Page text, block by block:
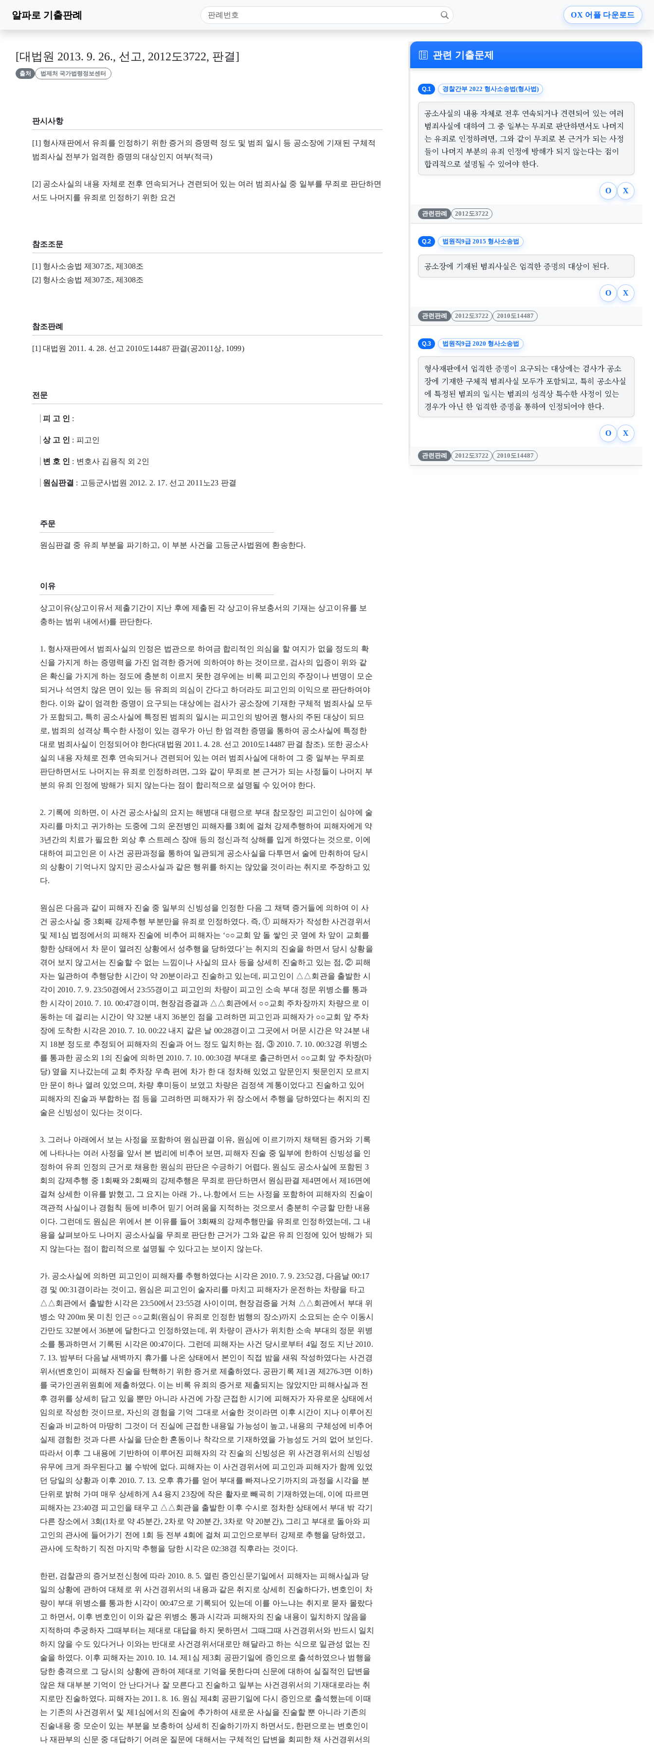
알파로 기출판례 OX 어플 다운로드
[대법원 2013. 9. 26., 선고, 2012도3722, 판결]
출처 법제처 국가법령정보센터
판시사항
[1] 형사재판에서 유죄를 인정하기 위한 증거의 증명력 정도 및 범죄 일시 등 공소장에 기재된 구체적
범죄사실 전부가 엄격한 증명의 대상인지 여부(적극)
[2] 공소사실의 내용 자체로 전후 연속되거나 견련되어 있는 여러 범죄사실 중 일부를 무죄로 판단하면
서도 나머지를 유죄로 인정하기 위한 요건
참조조문
[1] 형사소송법 제307조, 제308조
[2] 형사소송법 제307조, 제308조
참조판례
[1] 대법원 2011. 4. 28. 선고 2010도14487 판결(공2011상, 1099)
전문
피 고 인 :
상 고 인 : 피고인
변 호 인 : 변호사 김용직 외 2인
원심판결 : 고등군사법원 2012. 2. 17. 선고 2011노23 판결
주문
원심판결 중 유죄 부분을 파기하고, 이 부분 사건을 고등군사법원에 환송한다.
이유
상고이유(상고이유서 제출기간이 지난 후에 제출된 각 상고이유보충서의 기재는 상고이유를 보
충하는 범위 내에서)를 판단한다.
1. 형사재판에서 범죄사실의 인정은 법관으로 하여금 합리적인 의심을 할 여지가 없을 정도의 확
신을 가지게 하는 증명력을 가진 엄격한 증거에 의하여야 하는 것이므로, 검사의 입증이 위와 같
은 확신을 가지게 하는 정도에 충분히 이르지 못한 경우에는 비록 피고인의 주장이나 변명이 모순
되거나 석연치 않은 면이 있는 등 유죄의 의심이 간다고 하더라도 피고인의 이익으로 판단하여야
한다. 이와 같이 엄격한 증명이 요구되는 대상에는 검사가 공소장에 기재한 구체적 범죄사실 모두
가 포함되고, 특히 공소사실에 특정된 범죄의 일시는 피고인의 방어권 행사의 주된 대상이 되므
로, 범죄의 성격상 특수한 사정이 있는 경우가 아닌 한 엄격한 증명을 통하여 공소사실에 특정한
대로 범죄사실이 인정되어야 한다(대법원 2011. 4. 28. 선고 2010도14487 판결 참조). 또한 공소사
실의 내용 자체로 전후 연속되거나 견련되어 있는 여러 범죄사실에 대하여 그 중 일부는 무죄로
판단하면서도 나머지는 유죄로 인정하려면, 그와 같이 무죄로 본 근거가 되는 사정들이 나머지 부
분의 유죄 인정에 방해가 되지 않는다는 점이 합리적으로 설명될 수 있어야 한다.
2. 기록에 의하면, 이 사건 공소사실의 요지는 해병대 대령으로 부대 참모장인 피고인이 심야에 술
자리를 마치고 귀가하는 도중에 그의 운전병인 피해자를 3회에 걸쳐 강제추행하여 피해자에게 약
3년간의 치료가 필요한 외상 후 스트레스 장애 등의 정신과적 상해를 입게 하였다는 것으로, 이에
대하여 피고인은 이 사건 공판과정을 통하여 일관되게 공소사실을 다투면서 술에 만취하여 당시
의 상황이 기억나지 않지만 공소사실과 같은 행위를 하지는 않았을 것이라는 취지로 주장하고 있
다.
원심은 다음과 같이 피해자 진술 중 일부의 신빙성을 인정한 다음 그 채택 증거들에 의하여 이 사
건 공소사실 중 3회째 강제추행 부분만을 유죄로 인정하였다. 즉, ① 피해자가 작성한 사건경위서
및 제1심 법정에서의 피해자 진술에 비추어 피해자는 ‘○○교회 앞 돌 쌓인 곳 옆에 차 앞이 교회를
향한 상태에서 차 문이 열려진 상황에서 성추행을 당하였다’는 취지의 진술을 하면서 당시 상황을
겪어 보지 않고서는 진술할 수 없는 느낌이나 사실의 묘사 등을 상세히 진술하고 있는 점, ② 피해
자는 일관하여 추행당한 시간이 약 20분이라고 진술하고 있는데, 피고인이 △△회관을 출발한 시
각이 2010. 7. 9. 23:50경에서 23:55경이고 피고인의 차량이 피고인 소속 부대 정문 위병소를 통과
한 시각이 2010. 7. 10. 00:47경이며, 현장검증결과 △△회관에서 ○○교회 주차장까지 차량으로 이
동하는 데 걸리는 시간이 약 32분 내지 36분인 점을 고려하면 피고인과 피해자가 ○○교회 앞 주차
장에 도착한 시각은 2010. 7. 10. 00:22 내지 같은 날 00:28경이고 그곳에서 머문 시간은 약 24분 내
지 18분 정도로 추정되어 피해자의 진술과 어느 정도 일치하는 점, ③ 2010. 7. 10. 00:32경 위병소
를 통과한 공소외 1의 진술에 의하면 2010. 7. 10. 00:30경 부대로 출근하면서 ○○교회 앞 주차장(마
당) 옆을 지나갔는데 교회 주차장 우측 편에 차가 한 대 정차해 있었고 앞문인지 뒷문인지 모르지
만 문이 하나 열려 있었으며, 차량 후미등이 보였고 차량은 검정색 계통이었다고 진술하고 있어
피해자의 진술과 부합하는 점 등을 고려하면 피해자가 위 장소에서 추행을 당하였다는 취지의 진
술은 신빙성이 있다는 것이다.
3. 그러나 아래에서 보는 사정을 포함하여 원심판결 이유, 원심에 이르기까지 채택된 증거와 기록
에 나타나는 여러 사정을 앞서 본 법리에 비추어 보면, 피해자 진술 중 일부에 한하여 신빙성을 인
정하여 유죄 인정의 근거로 채용한 원심의 판단은 수긍하기 어렵다. 원심도 공소사실에 포함된 3
회의 강제추행 중 1회째와 2회째의 강제추행은 무죄로 판단하면서 원심판결 제4면에서 제16면에
걸쳐 상세한 이유를 밝혔고, 그 요지는 아래 가., 나.항에서 드는 사정을 포함하여 피해자의 진술이
객관적 사실이나 경험칙 등에 비추어 믿기 어려움을 지적하는 것으로서 충분히 수긍할 만한 내용
이다. 그런데도 원심은 위에서 본 이유를 들어 3회째의 강제추행만을 유죄로 인정하였는데, 그 내
용을 살펴보아도 나머지 공소사실을 무죄로 판단한 근거가 그와 같은 유죄 인정에 있어 방해가 되
지 않는다는 점이 합리적으로 설명될 수 있다고는 보이지 않는다.
가. 공소사실에 의하면 피고인이 피해자를 추행하였다는 시각은 2010. 7. 9. 23:52경, 다음날 00:17
경 및 00:31경이라는 것이고, 원심은 피고인이 술자리를 마치고 피해자가 운전하는 차량을 타고
△△회관에서 출발한 시각은 23:50에서 23:55경 사이이며, 현장검증을 거쳐 △△회관에서 부대 위
병소 약 200m 못 미친 인근 ○○교회(원심이 유죄로 인정한 범행의 장소)까지 소요되는 순수 이동시
간만도 32분에서 36분에 달한다고 인정하였는데, 위 차량이 관사가 위치한 소속 부대의 정문 위병
소를 통과하면서 기록된 시각은 00:47이다. 그런데 피해자는 사건 당시로부터 4일 정도 지난 2010.
7. 13. 밤부터 다음날 새벽까지 휴가를 나온 상태에서 본인이 직접 밤을 새워 작성하였다는 사건경
위서(변호인이 피해자 진술을 탄핵하기 위한 증거로 제출하였다. 공판기록 제1권 제276-3면 이하)
를 국가인권위원회에 제출하였다. 이는 비록 유죄의 증거로 제출되지는 않았지만 피해사실과 전
후 경위를 상세히 담고 있을 뿐만 아니라 사건에 가장 근접한 시기에 피해자가 자유로운 상태에서
임의로 작성한 것이므로, 자신의 경험을 기억 그대로 서술한 것이라면 이후 시간이 지나 이루어진
진술과 비교하여 마땅히 그것이 더 진실에 근접한 내용일 가능성이 높고, 내용의 구체성에 비추어
실제 경험한 것과 다른 사실을 단순한 혼동이나 착각으로 기재하였을 가능성도 거의 없어 보인다.
따라서 이후 그 내용에 기반하여 이루어진 피해자의 각 진술의 신빙성은 위 사건경위서의 신빙성
유무에 크게 좌우된다고 볼 수밖에 없다. 피해자는 이 사건경위서에 피고인과 피해자가 함께 있었
던 당일의 상황과 이후 2010. 7. 13. 오후 휴가를 얻어 부대를 빠져나오기까지의 과정을 시각을 분
단위로 밝혀 가며 매우 상세하게 A4 용지 23장에 작은 활자로 빼곡히 기재하였는데, 이에 따르면
피해자는 23:40경 피고인을 태우고 △△회관을 출발한 이후 수시로 정차한 상태에서 부대 밖 각기
다른 장소에서 3회(1차로 약 45분간, 2차로 약 20분간, 3차로 약 20분간), 그리고 부대로 돌아와 피
고인의 관사에 들어가기 전에 1회 등 전부 4회에 걸쳐 피고인으로부터 강제로 추행을 당하였고,
관사에 도착하기 직전 마지막 추행을 당한 시각은 02:38경 직후라는 것이다.
한편, 검찰관의 증거보전신청에 따라 2010. 8. 5. 열린 증인신문기일에서 피해자는 피해사실과 당
일의 상황에 관하여 대체로 위 사건경위서의 내용과 같은 취지로 상세히 진술하다가, 변호인이 차
량이 부대 위병소를 통과한 시각이 00:47으로 기록되어 있는데 이를 아느냐는 취지로 묻자 몰랐다
고 하면서, 이후 변호인이 이와 같은 위병소 통과 시각과 피해자의 진술 내용이 일치하지 않음을
지적하며 추궁하자 그때부터는 제대로 대답을 하지 못하면서 그때그때 사건경위서와 반드시 일치
하지 않을 수도 있다거나 이와는 반대로 사건경위서대로만 해달라고 하는 식으로 일관성 없는 진
술을 하였다. 이후 피해자는 2010. 10. 14. 제1심 제3회 공판기일에 증인으로 출석하였으나 범행을
당한 충격으로 그 당시의 상황에 관하여 제대로 기억을 못한다며 신문에 대하여 실질적인 답변을
않은 채 대부분 기억이 안 난다거나 잘 모른다고 진술하고 일부는 사건경위서의 기재대로라는 취
지로만 진술하였다. 피해자는 2011. 8. 16. 원심 제4회 공판기일에 다시 증인으로 출석했는데 이때
는 기존의 사건경위서 및 제1심에서의 진술에 추가하여 새로운 사실을 진술할 뿐 아니라 기존의
진술내용 중 모순이 있는 부분을 보충하여 상세히 진술하기까지 하면서도, 한편으로는 변호인이
나 재판부의 신문 중 대답하기 어려운 질문에 대해서는 구체적인 답변을 회피한 채 사건경위서의
관련 기출문제
Q.1 경찰간부 2022 형사소송법(형사법)
공소사실의 내용 자체로 전후 연속되거나 견련되어 있는 여러
범죄사실에 대하여 그 중 일부는 무죄로 판단하면서도 나머지
는 유죄로 인정하려면, 그와 같이 무죄로 본 근거가 되는 사정
들이 나머지 부분의 유죄 인정에 방해가 되지 않는다는 점이
합리적으로 설명될 수 있어야 한다.
O X
관련판례 2012도3722
Q.2 법원직9급 2015 형사소송법
공소장에 기재된 범죄사실은 엄격한 증명의 대상이 된다.
O X
관련판례 2012도3722 2010도14487
Q.3 법원직9급 2020 형사소송법
형사재판에서 엄격한 증명이 요구되는 대상에는 검사가 공소
장에 기재한 구체적 범죄사실 모두가 포함되고, 특히 공소사실
에 특정된 범죄의 일시는 범죄의 성격상 특수한 사정이 있는
경우가 아닌 한 엄격한 증명을 통하여 인정되어야 한다.
O X
관련판례 2012도3722 2010도14487